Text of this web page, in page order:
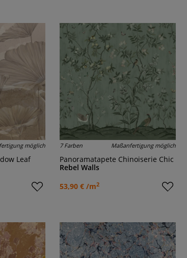
möglich
Leaf
7 Farben Maßanfertigung möglich
Panoramatapete Chinoiserie Chic
Rebel Walls
53,90 € /m2